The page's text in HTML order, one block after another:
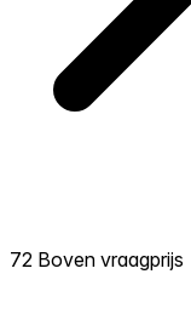
72 Boven vraagprijs